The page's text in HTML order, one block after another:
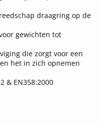
draagring op de
gewichten tot
die zorgt voor een
het in zich opnemen
& EN358:2000